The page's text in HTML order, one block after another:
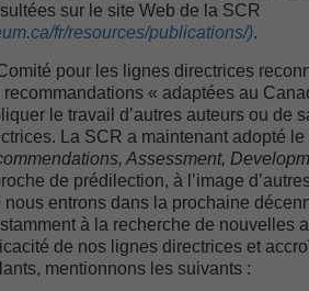
sur le site Web de la SCR
fr/resources/publications/).
Comité pour les lignes directrices
recommandations « adaptées au
le travail d’autres auteurs ou de
La SCR a maintenant adopté
Assessment,
de prédilection, à l’image
nous entrons dans la prochaine
à la recherche de nouvelles
de nos lignes directrices et
mentionnons les suivants :